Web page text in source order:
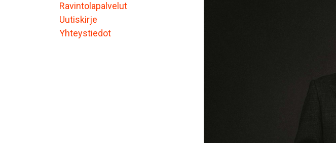
Ravintolapalvelut
Uutiskirje
Yhteystiedot